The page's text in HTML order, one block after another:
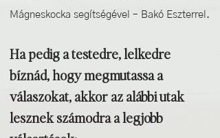
Mágneskocka segítségével – Bakó Eszterrel.
Ha pedig a testedre, lelkedre
bíznád, hogy megmutassa a
válaszokat, akkor az alábbi utak
lesznek számodra a legjobb